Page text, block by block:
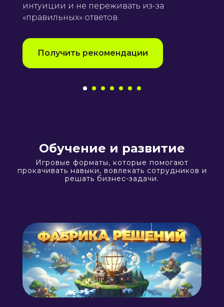
интуиции и не переживать из-за
«правильных» ответов.
Получить рекомендации
Обучение и развитие
Игровые форматы, которые помогают
прокачивать навыки, вовлекать сотрудников и
решать бизнес-задачи.
Наши игры
помогут